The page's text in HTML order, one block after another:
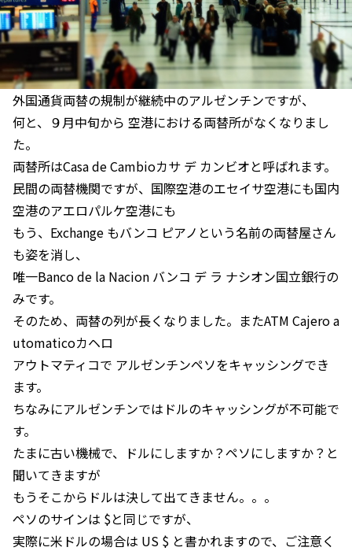
外国通貨両替の規制が継続中のアルゼンチンですが、
何と、９月中旬から 空港における両替所がなくなりまし
た。
両替所はCasa de Cambioカサ デ カンビオと呼ばれます。
民間の両替機関ですが、国際空港のエセイサ空港にも国内
空港のアエロパルケ空港にも
もう、Exchange もバンコ ピアノという名前の両替屋さん
も姿を消し、
唯一Banco de la Nacion バンコ デ ラ ナシオン国立銀行の
みです。
そのため、両替の列が長くなりました。またATM Cajero a
utomaticoカヘロ
アウトマティコで アルゼンチンペソをキャッシングでき
ます。
ちなみにアルゼンチンではドルのキャッシングが不可能で
す。
たまに古い機械で、ドルにしますか？ペソにしますか？と
聞いてきますが
もうそこからドルは決して出てきません。。。
ペソのサインは $と同じですが、
実際に米ドルの場合は US $ と書かれますので、ご注意く